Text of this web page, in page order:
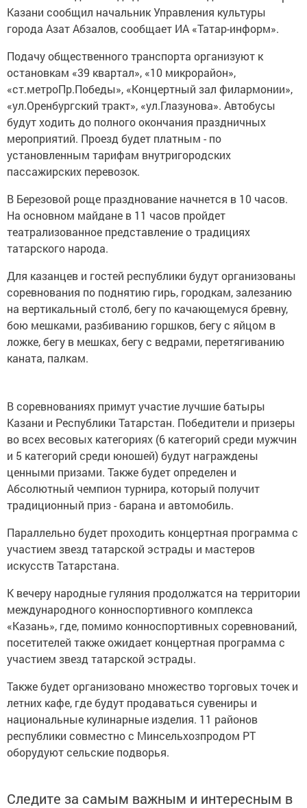
Казани сообщил начальник Управления культуры
города Азат Абзалов, сообщает ИА «Татар-информ».
Подачу общественного транспорта организуют к
остановкам «39 квартал», «10 микрорайон»,
«ст.метроПр.Победы», «Концертный зал филармонии»,
«ул.Оренбургский тракт», «ул.Глазунова». Автобусы
будут ходить до полного окончания праздничных
мероприятий. Проезд будет платным - по
установленным тарифам внутригородских
пассажирских перевозок.
В Березовой роще празднование начнется в 10 часов.
На основном майдане в 11 часов пройдет
театрализованное представление о традициях
татарского народа.
Для казанцев и гостей республики будут организованы
соревнования по поднятию гирь, городкам, залезанию
на вертикальный столб, бегу по качающемуся бревну,
бою мешками, разбиванию горшков, бегу с яйцом в
ложке, бегу в мешках, бегу с ведрами, перетягиванию
каната, палкам.
В соревнованиях примут участие лучшие батыры
Казани и Республики Татарстан. Победители и призеры
во всех весовых категориях (6 категорий среди мужчин
и 5 категорий среди юношей) будут награждены
ценными призами. Также будет определен и
Абсолютный чемпион турнира, который получит
традиционный приз - барана и автомобиль.
Параллельно будет проходить концертная программа с
участием звезд татарской эстрады и мастеров
искусств Татарстана.
К вечеру народные гуляния продолжатся на территории
международного конноспортивного комплекса
«Казань», где, помимо конноспортивных соревнований,
посетителей также ожидает концертная программа с
участием звезд татарской эстрады.
Также будет организовано множество торговых точек и
летних кафе, где будут продаваться сувениры и
национальные кулинарные изделия. 11 районов
республики совместно с Минсельхозпродом РТ
оборудуют сельские подворья.
Следите за самым важным и интересным в